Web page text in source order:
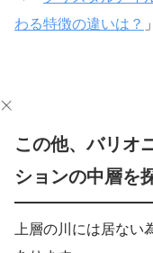
わる特徴の違いは？ 」
この他、バリオ
ションの中層を
上層の川には居な